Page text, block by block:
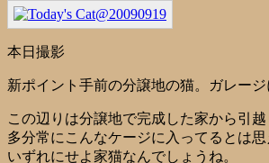
本日撮影
新ポイント手前の分譲地の猫。ガレー
この辺りは分譲地で完成した家から引
多分常にこんなケージに入ってるとは
いずれにせよ家猫なんでしょうね。